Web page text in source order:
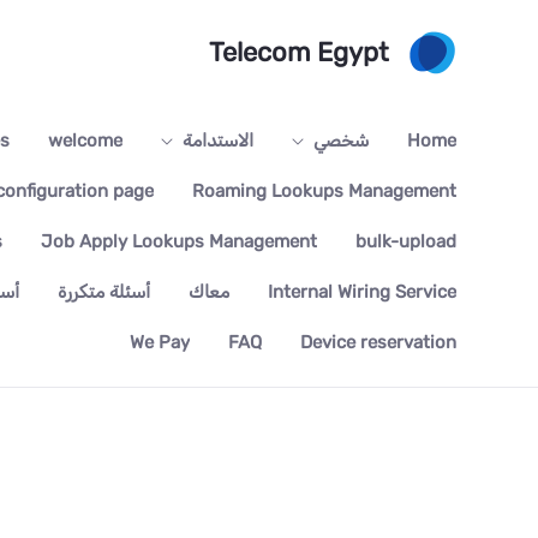
Telecom Egypt
Home شخصي الاستدامة welcome
Roaming Lookups Management
page
bulk-upload
Job Apply Lookups Management
Internal Wiring Service معاك أسئلة متكررة
Device reservation
FAQ
We Pay